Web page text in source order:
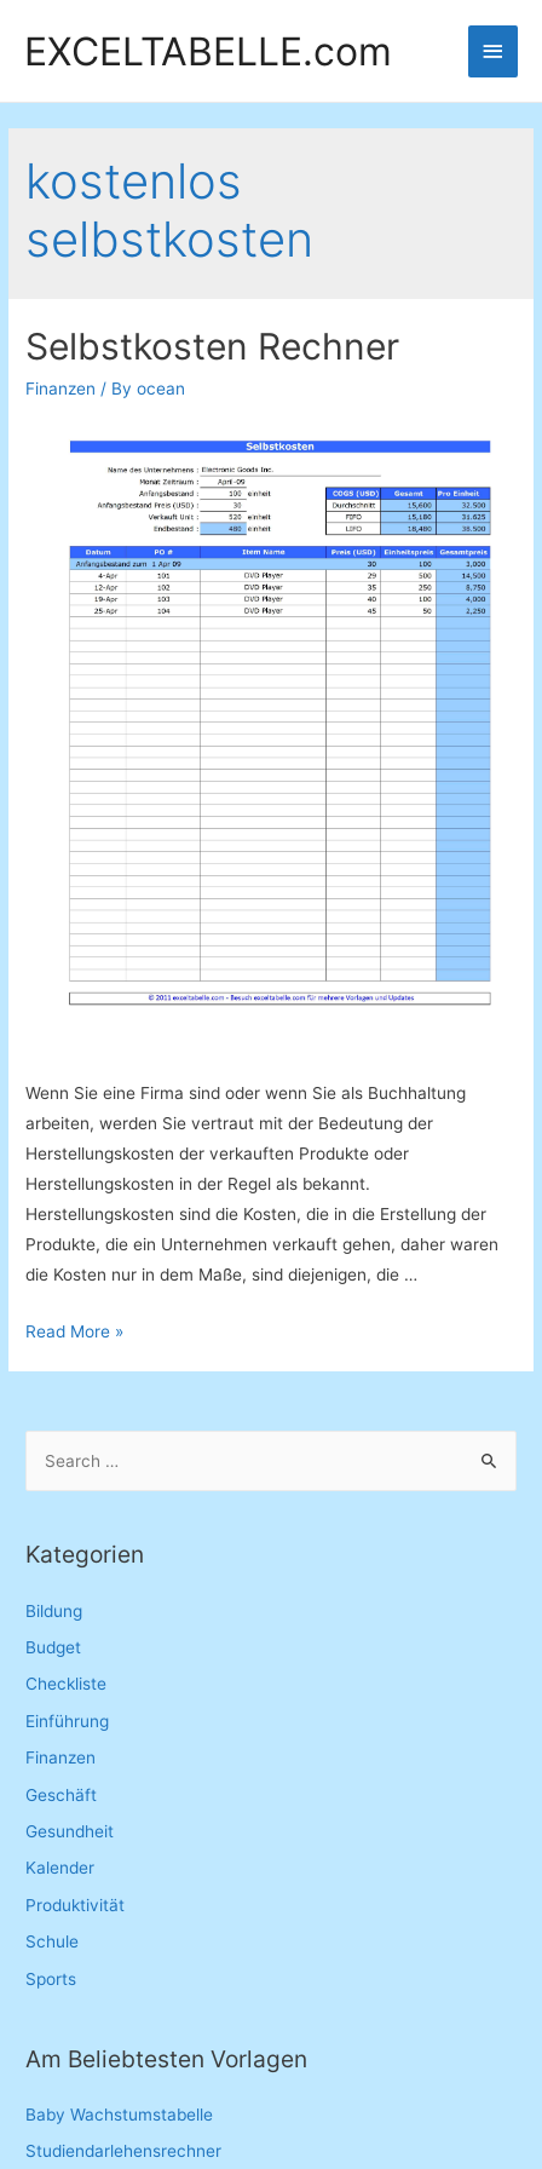
EXCELTABELLE.com
Main
kostenlos
selbstkosten
Selbstkosten Rechner
Finanzen / Byocean
Wenn Sie eine Firma sind oder wenn Sie als Buchhaltung
arbeiten, werden Sie vertraut mit der Bedeutung der
Herstellungskosten der verkauften Produkte oder
Herstellungskosten in der Regel als bekannt.
Herstellungskosten sind die Kosten, die in die Erstellung der
Produkte, die ein Unternehmen verkauft gehen, daher waren
die Kosten nur in dem Maße, sind diejenigen, die …
Selbstkosten
Read More »
r
h
f
o
Kategorien
Bildung
Budget
Checkliste
Einführung
Finanzen
Geschäft
Gesundheit
Kalender
Produktivität
Schule
Sports
Am Beliebtesten Vorlagen
Baby Wachstumstabelle
Studiendarlehensrechner